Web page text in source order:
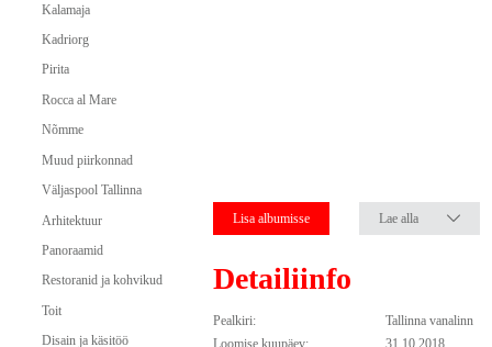
Kalamaja
Kadriorg
Pirita
Rocca al Mare
Nõmme
Muud piirkonnad
Väljaspool Tallinna
Arhitektuur
Panoraamid
Restoranid ja kohvikud
Toit
Disain ja käsitöö
Lisa albumisse Lae alla
Detailiinfo
Pealkiri:
Tallinna vanalinn